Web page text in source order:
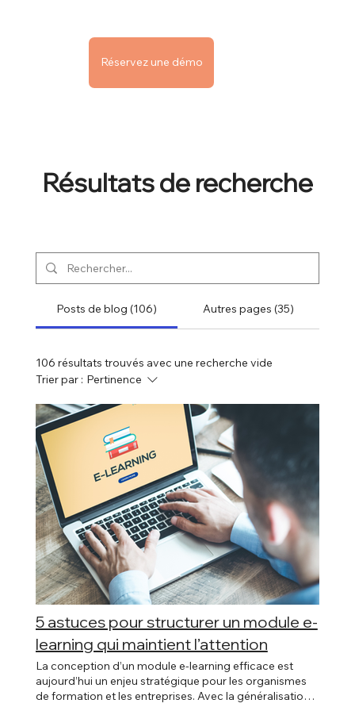
Réservez une démo
Posts de blog (106) Autres pages (35)
106 résultats trouvés avec une recherche vide
Trier par : Pertinence
5 astuces pour structurer un module e-
learning qui maintient l’attention
La conception d’un module e-learning efficace est
aujourd’hui un enjeu stratégique pour les organismes
de formation et les entreprises. Avec la généralisation
Résultats de recherche